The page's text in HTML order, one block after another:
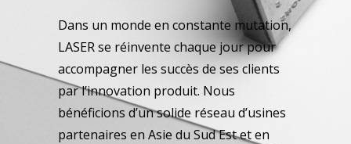
Dans un monde en constante mutation,
LASER se réinvente chaque jour pour
accompagner les succès de ses clients
par l’innovation produit. Nous
bénéficions d’un solide réseau d’usines
partenaires en Asie du Sud Est et en